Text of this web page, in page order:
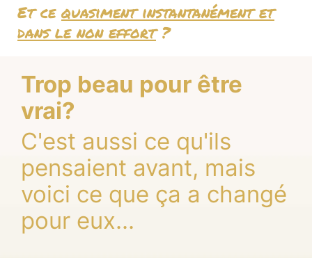
Et ce quasiment instantanément et
dans le non effort?
Trop beau pour être
vrai?
C'est aussi ce qu'ils
pensaient avant, mais
voici ce que ça a changé
pour eux…